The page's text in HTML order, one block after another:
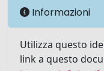
Informazioni
Utilizza questo
link a questo